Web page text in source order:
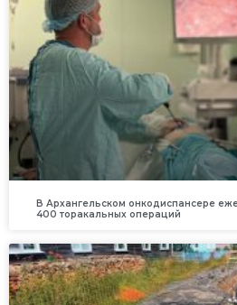
В Архангельском онкодиспансере
400 торакальных операций